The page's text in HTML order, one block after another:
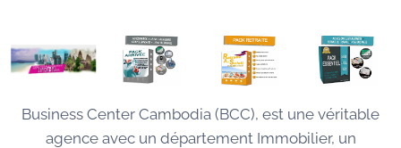
Business Center Cambodia (BCC), est une véritable
agence avec un département Immobilier, un